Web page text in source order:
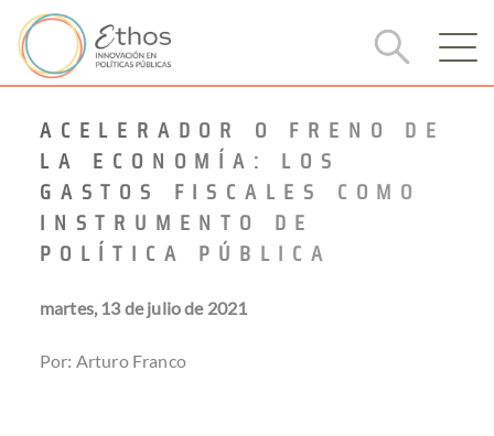
ACELERADOR O FRENO DE
LA ECONOMÍA: LOS
GASTOS FISCALES COMO
INSTRUMENTO DE
POLÍTICA PÚBLICA
martes, 13 de julio de 2021
Por: Arturo Franco